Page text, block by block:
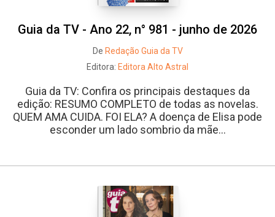
Guia da TV - Ano 22, n° 981 - junho de 2026
De Redação Guia da TV
Editora: Editora Alto Astral
Guia da TV: Confira os principais destaques da
edição: RESUMO COMPLETO de todas as novelas.
QUEM AMA CUIDA. FOI ELA? A doença de Elisa pode
esconder um lado sombrio da mãe...